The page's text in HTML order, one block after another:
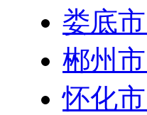
娄底
郴州
怀化